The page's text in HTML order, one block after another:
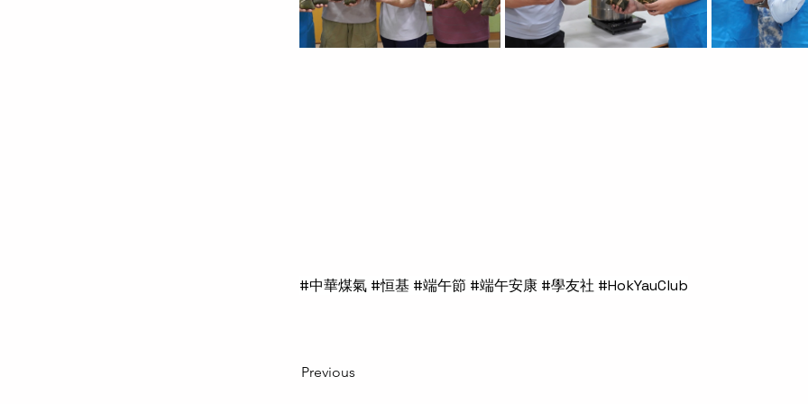
#中華煤氣 #恒基 #端午節 #端午安康 #學友社 #HokYauClub
Previous